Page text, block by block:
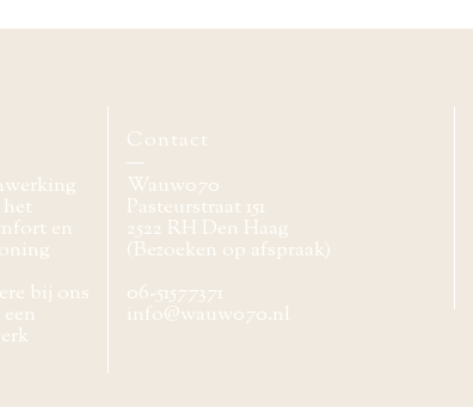
en
bij ons
Contact
Wauw070
Pasteurstraat 151
2522 RH Den Haag
(Bezoeken op afspraak)
06-51577371
info@wauw070.nl